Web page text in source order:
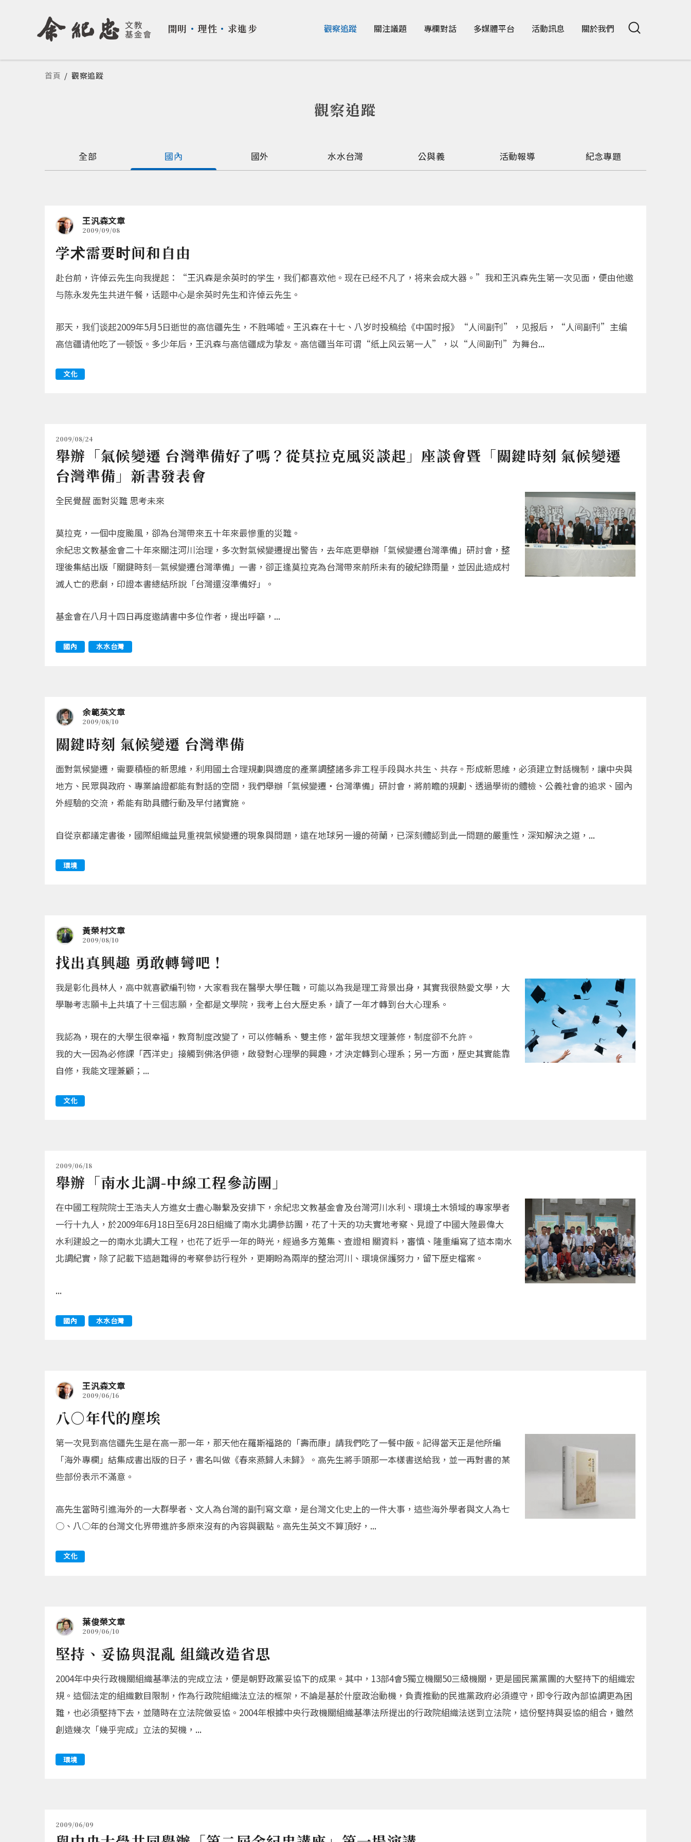
開明 ・ 理性 ・ 求進步 觀察追蹤 關注議題 專欄對話 多媒體平台 活動訊息 關於我們
您在這裡
首頁 / 觀察追蹤
觀察追蹤
全部 國內 國外 水水台灣 公與義 活動報導 紀念專題
王汎森文章
2009/09/08
学术需要时间和自由
赴台前，许倬云先生向我提起：“王汎森是余英时的学生，我们都喜欢他。现在已经不凡了，将来会成大器。”我和王汎森先生第一次见面，便由他邀
与陈永发先生共进午餐，话题中心是余英时先生和许倬云先生。
那天，我们谈起2009年5月5日逝世的高信疆先生，不胜唏嘘。王汎森在十七、八岁时投稿给《中国时报》“人间副刊”，见报后，“人间副刊”主编
高信疆请他吃了一顿饭。多少年后，王汎森与高信疆成为挚友。高信疆当年可谓“纸上风云第一人”，以“人间副刊”为舞台...
文化
2009/08/24
舉辦「氣候變遷 台灣準備好了嗎？從莫拉克風災談起」座談會暨「關鍵時刻 氣候變遷
台灣準備」新書發表會
全民覺醒 面對災難 思考未來
莫拉克，一個中度颱風，卻為台灣帶來五十年來最慘重的災難。
余紀忠文教基金會二十年來關注河川治理，多次對氣候變遷提出警告，去年底更舉辦「氣候變遷台灣準備」研討會，整
理後集結出版「關鍵時刻—氣候變遷台灣準備」一書，卻正逢莫拉克為台灣帶來前所未有的破紀錄雨量，並因此造成村
滅人亡的悲劇，印證本書總結所說「台灣還沒準備好」。
基金會在八月十四日再度邀請書中多位作者，提出呼籲，...
國內 水水台灣
余範英文章
2009/08/10
關鍵時刻 氣候變遷 台灣準備
面對氣候變遷，需要積極的新思維，利用國土合理規劃與適度的產業調整諸多非工程手段與水共生、共存。形成新思維，必須建立對話機制，讓中央與
地方、民眾與政府、專業論證都能有對話的空間，我們舉辦「氣候變遷‧台灣準備」研討會，將前瞻的規劃、透過學術的體檢、公義社會的追求、國內
外經驗的交流，希能有助具體行動及早付諸實施。
自從京都議定書後，國際組織益見重視氣候變遷的現象與問題，遠在地球另一邊的荷蘭，已深刻體認到此一問題的嚴重性，深知解決之道，...
環境
黃榮村文章
2009/08/10
找出真興趣 勇敢轉彎吧！
我是彰化員林人，高中就喜歡編刊物，大家看我在醫學大學任職，可能以為我是理工背景出身，其實我很熱愛文學，大
學聯考志願卡上共填了十三個志願，全都是文學院，我考上台大歷史系，讀了一年才轉到台大心理系。
我認為，現在的大學生很幸福，教育制度改變了，可以修輔系、雙主修，當年我想文理兼修，制度卻不允許。
我的大一因為必修課「西洋史」接觸到佛洛伊德，啟發對心理學的興趣，才決定轉到心理系；另一方面，歷史其實能靠
自修，我能文理兼顧；...
文化
2009/06/18
舉辦「南水北調-中線工程參訪團」
在中國工程院院士王浩夫人方進女士盡心聯繫及安排下，余紀忠文教基金會及台灣河川水利、環境土木領域的專家學者
一行十九人，於2009年6月18日至6月28日組織了南水北調參訪團，花了十天的功夫實地考察、見證了中國大陸最偉大
水利建設之一的南水北調大工程，也花了近乎一年的時光，經過多方蒐集、查證相 關資料，審慎、隆重編寫了這本南水
北調紀實，除了記載下這趟難得的考察參訪行程外，更期盼為兩岸的整治河川、環境保護努力，留下歷史檔案。
...
國內 水水台灣
王汎森文章
2009/06/16
八○年代的塵埃
第一次見到高信疆先生是在高一那一年，那天他在羅斯福路的「壽而康」請我們吃了一餐中飯。記得當天正是他所編
「海外專欄」結集成書出版的日子，書名叫做《春來燕歸人未歸》。高先生將手頭那一本樣書送給我，並一再對書的某
些部份表示不滿意。
高先生當時引進海外的一大群學者、文人為台灣的副刊寫文章，是台灣文化史上的一件大事，這些海外學者與文人為七
○、八○年的台灣文化界帶進許多原來沒有的內容與觀點。高先生英文不算頂好，...
文化
葉俊榮文章
2009/06/10
堅持、妥協與混亂 組織改造省思
2004年中央行政機關組織基準法的完成立法，便是朝野政黨妥協下的成果。其中，13部4會5獨立機關50三級機關，更是國民黨黨團的大堅持下的組織宏
規。這個法定的組織數目限制，作為行政院組織法立法的框架，不論是基於什麼政治動機，負責推動的民進黨政府必須遵守，即令行政內部協調更為困
難，也必須堅持下去，並隨時在立法院做妥協。2004年根據中央行政機關組織基準法所提出的行政院組織法送到立法院，這份堅持與妥協的組合，雖然
創造幾次「幾乎完成」立法的契機，...
環境
2009/06/09